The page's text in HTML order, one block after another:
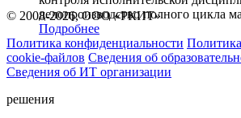
делопроизводство полного цикла
Подробнее
© 2008-2026, ООО «РКИТ»
Политика конфиденциальности
cookie-файлов Сведения об
Сведения об ИТ организации
решения